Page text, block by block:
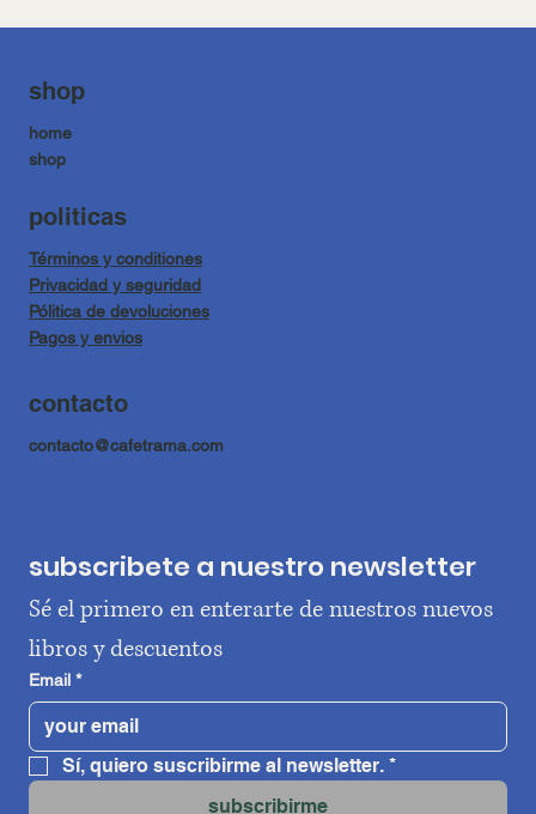
shop
home
shop
politicas
Términos y conditiones
Privacidad y seguridad
Pólitica de devoluciones
Pagos y envios
contacto
contacto@cafetrama.com
subscribete a nuestro newsletter
Sé el primero en enterarte de nuestros nuevos
libros y descuentos
Email *
Sí, quiero suscribirme al newsletter. *
subscribirme